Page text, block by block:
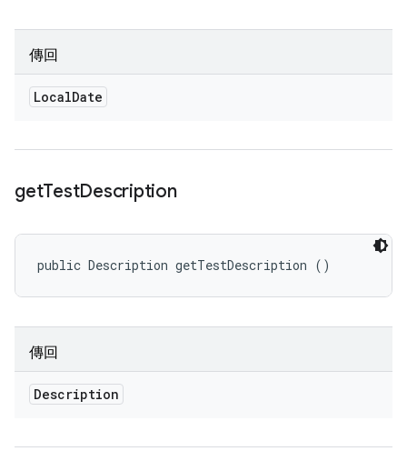
傳回
LocalDate
getTestDescription
public Description getTestDescription ()
傳回
Description